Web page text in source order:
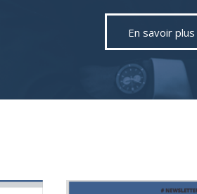
En savoir plus